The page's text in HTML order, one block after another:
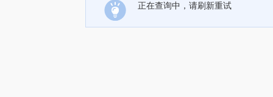
正在查询中，请刷新重试